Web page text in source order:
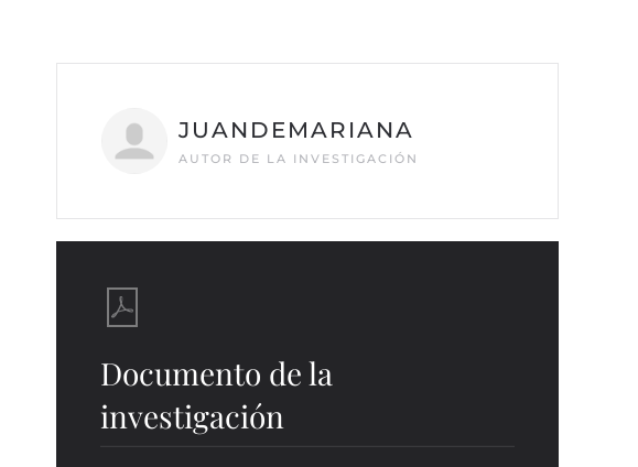
JUANDEMARIANA
AUTOR DE LA INVESTIGACIÓN
Documento de la
investigación